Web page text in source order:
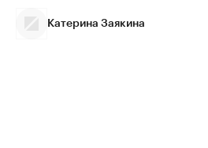
Катерина Заякина